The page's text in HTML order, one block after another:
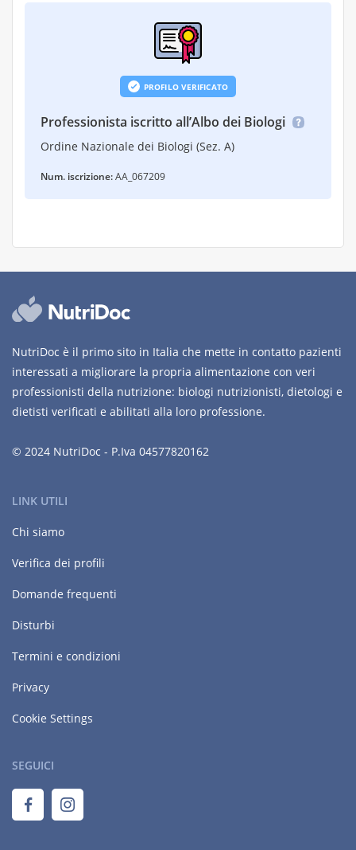
PROFILO VERIFICATO
Professionista iscritto all’Albo dei Biologi
Ordine Nazionale dei Biologi (Sez. A)
Num. iscrizione:AA_067209
NutriDoc è il primo sito in Italia che mette in contatto pazienti
interessati a migliorare la propria alimentazione con veri
professionisti della nutrizione: biologi nutrizionisti, dietologi e
dietisti verificati e abilitati alla loro professione.
© 2024 NutriDoc - P.Iva 04577820162
LINK UTILI
Chi siamo
Verifica dei profili
Domande frequenti
Disturbi
Termini e condizioni
Privacy
Cookie Settings
SEGUICI